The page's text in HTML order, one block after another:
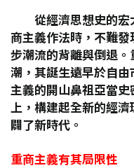
從經濟思想史的
商主義作法時，不難
步潮流的背離與倒退
潮，其誕生遠早於自
主義的開山鼻祖亞當
上，構建起全新的經
闢了新時代。
重商主義有其局限性